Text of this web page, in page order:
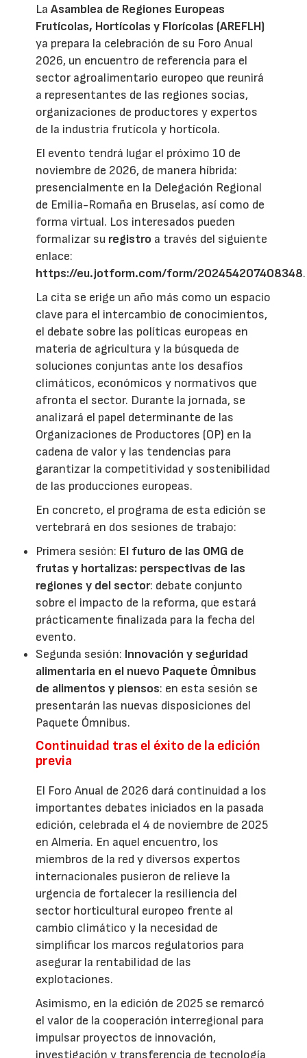
LaAsamblea de Regiones Europeas
Frutícolas, Hortícolas y Florícolas (AREFLH)
ya prepara la celebración de su Foro Anual
2026, un encuentro de referencia para el
sector agroalimentario europeo que reunirá
a representantes de las regiones socias,
organizaciones de productores y expertos
de la industria frutícola y hortícola.
El evento tendrá lugar el próximo 10 de
noviembre de 2026, de manera híbrida:
presencialmente en la Delegación Regional
de Emilia-Romaña en Bruselas, así como de
forma virtual. Los interesados pueden
formalizar su registro a través del siguiente
enlace:
https://eu.jotform.com/form/202454207408348.
La cita se erige un año más como un espacio
clave para el intercambio de conocimientos,
el debate sobre las políticas europeas en
materia de agricultura y la búsqueda de
soluciones conjuntas ante los desafíos
climáticos, económicos y normativos que
afronta el sector. Durante la jornada, se
analizará el papel determinante de las
Organizaciones de Productores (OP) en la
cadena de valor y las tendencias para
garantizar la competitividad y sostenibilidad
de las producciones europeas.
En concreto, el programa de esta edición se
vertebrará en dos sesiones de trabajo:
Primera sesión: El futuro de las OMG de
frutas y hortalizas: perspectivas de las
regiones y del sector: debate conjunto
sobre el impacto de la reforma, que estará
prácticamente finalizada para la fecha del
evento.
Segunda sesión: Innovación y seguridad
alimentaria en el nuevo Paquete Ómnibus
de alimentos y piensos: en esta sesión se
presentarán las nuevas disposiciones del
Paquete Ómnibus.
Continuidad tras el éxito de la edición
previa
El Foro Anual de 2026 dará continuidad a los
importantes debates iniciados en la pasada
edición, celebrada el 4 de noviembre de 2025
en Almería. En aquel encuentro, los
miembros de la red y diversos expertos
internacionales pusieron de relieve la
urgencia de fortalecer la resiliencia del
sector horticultural europeo frente al
cambio climático y la necesidad de
simplificar los marcos regulatorios para
asegurar la rentabilidad de las
explotaciones.
Asimismo, en la edición de 2025 se remarcó
el valor de la cooperación interregional para
impulsar proyectos de innovación,
investigación y transferencia de tecnología